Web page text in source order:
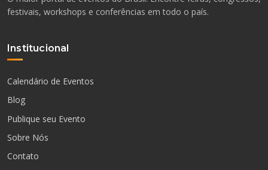
festivais, workshops e conferências em todo o país.
Institucional
Calendário de Eventos
Blog
Publique seu Evento
Sobre Nós
Contato